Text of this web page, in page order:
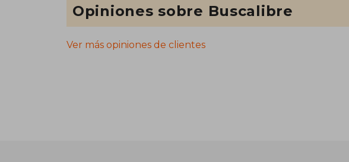
Opiniones sobre Buscalibre
Ver más opiniones de clientes